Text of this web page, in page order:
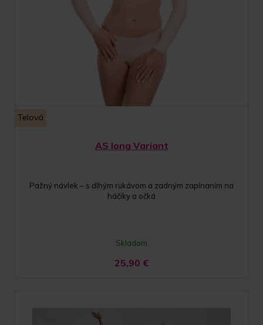
Telová
AS long Variant
Pažný návlek – s dlhým rukávom a zadným zapínaním na
háčiky a očká
Skladom
25,90 €